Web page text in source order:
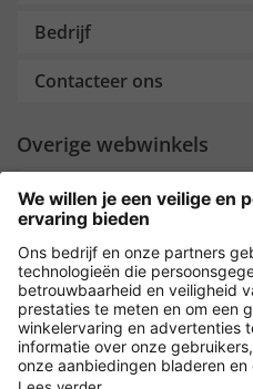
Bedrijf
Contacteer ons
Overige webwinkels
Nederland
Payment and Delivery